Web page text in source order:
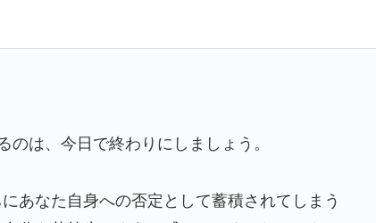
のは、今日で終わりにしましょう。
あなた自身への否定として蓄積されてしまう